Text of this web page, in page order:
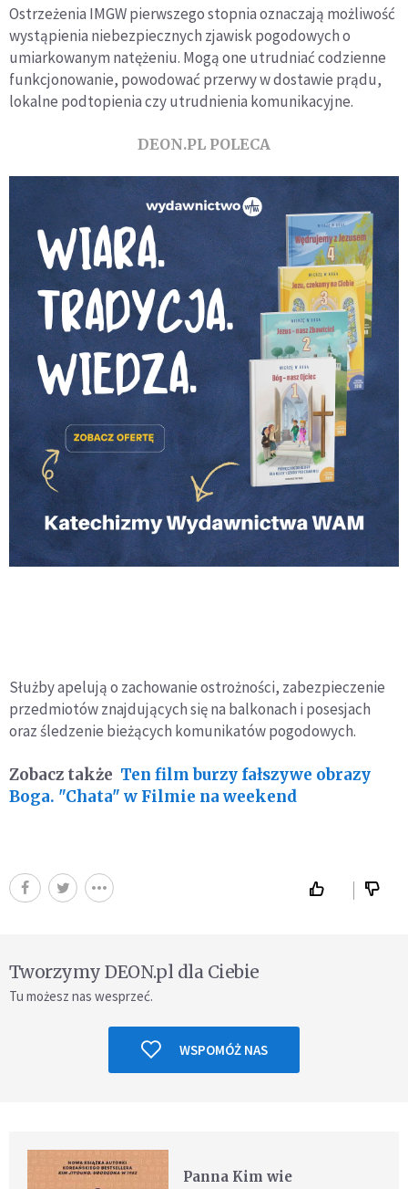
Ostrzeżenia IMGW pierwszego stopnia oznaczają możliwość
wystąpienia niebezpiecznych zjawisk pogodowych o
umiarkowanym natężeniu. Mogą one utrudniać codzienne
funkcjonowanie, powodować przerwy w dostawie prądu,
lokalne podtopienia czy utrudnienia komunikacyjne.
DEON.PL POLECA
Służby apelują o zachowanie ostrożności, zabezpieczenie
przedmiotów znajdujących się na balkonach i posesjach
oraz śledzenie bieżących komunikatów pogodowych.
Zobacz także Ten film burzy fałszywe obrazy
Boga. "Chata" w Filmie na weekend
Tworzymy DEON.pl dla Ciebie
Tu możesz nas wesprzeć.
WSPOMÓŻ NAS
Panna Kim wie